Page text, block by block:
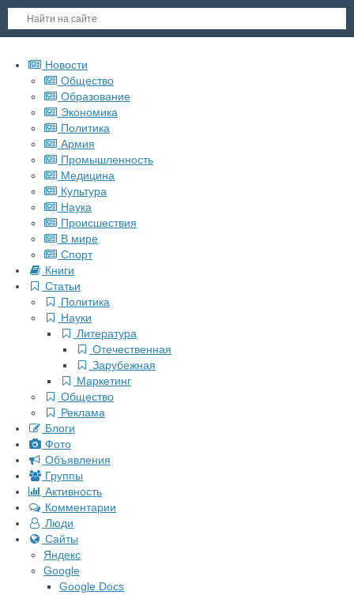
Новости
Общество
Образование
Экономика
Политика
Армия
Промышленность
Медицина
Культура
Наука
Происшествия
В мире
Спорт
Книги
Статьи
Политика
Науки
Литература
Отечественная
Зарубежная
Маркетинг
Общество
Реклама
Блоги
Фото
Объявления
Группы
Активность
Комментарии
Люди
Сайты
Яндекс
Google
Google Docs